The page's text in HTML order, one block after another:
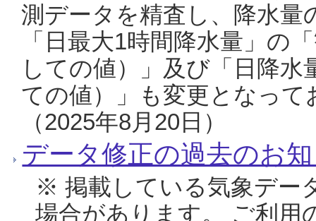
測データを精査し、降水
「日最大1時間降水量」の
しての値）」及び「日降
ての値）」も変更となっ
（2025年8月20日）
データ修正の過去のお
※ 掲載している気象デー
場合があります。 ご利用